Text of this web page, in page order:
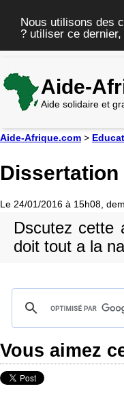
Nous utilisons des
? utiliser ce
Aide-
Aide solidaire et
Aide-Afrique.com >
Le 24/01/2016 à 15h08,
Dscutez cette
doit tout a la
Vous aimez